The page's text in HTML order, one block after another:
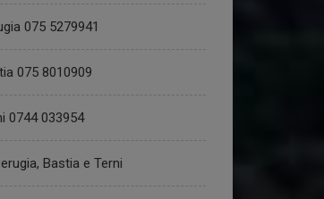
075 5279941
075 8010909
0744 033954
Bastia e Terni